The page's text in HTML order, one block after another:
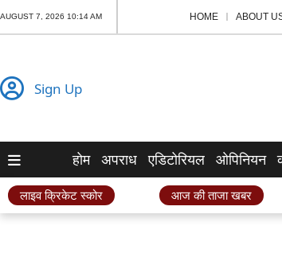
AUGUST 7, 2026 10:14 AM HOME ABOUT
Sign Up
होम अपराध एडिटोरियल ओपिनियन
लाइव क्रिकेट स्कोर आज की ताजा खबर